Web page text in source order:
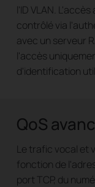
l'ID VLAN.
contrôlé via
avec un serveur
l'accès
d'identification
QoS
Le trafic vocal et
fonction de
port TCP, du